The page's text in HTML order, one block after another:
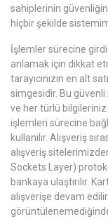
sahiplerinin
hiçbir şekilde
İşlemler sürecine
anlamak için dikkat
tarayıcınızın en alt
simgesidir. Bu
ve her türlü
işlemleri sürecine
kullanılır. Alışveriş
alışveriş
Sockets Layer)
bankaya ulaştırılır.
alışverişe devam